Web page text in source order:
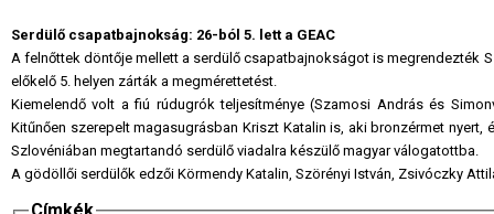
Serdülő csapatbajnokság: 26-ból 5. lett a GEAC
A felnőttek döntője mellett a serdülő csapatbajnokságot is megrendezték
előkelő 5. helyen zárták a megmérettetést.
Kiemelendő volt a fiú rúdugrók teljesítménye (Szamosi András és
Kitűnően szerepelt magasugrásban Kriszt Katalin is, aki bronzérmet
Szlovéniában megtartandó serdülő viadalra készülő magyar válogatottba.
A gödöllői serdülők edzői Körmendy Katalin, Szörényi István, Zsivóczky